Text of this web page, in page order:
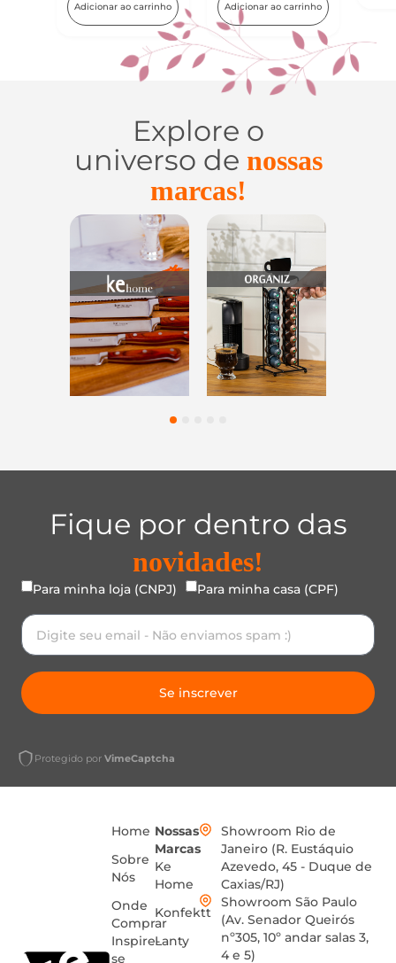
Adicionar ao carrinho
Explore o
universo de nossas
marcas!
Lar
Casa e
Organização
Utilidades
45
Fique por dentro das
novidades!
Para minha loja (CNPJ) Para minha casa (CPF)
Se inscrever
Protegido por VimeCaptcha
Home
Sobre
Nós
Onde
Comprar
Inspire-
se
Nossas
Marcas
Ke
Home
Konfektt
Lanty
Showroom Rio de
Janeiro (R. Eustáquio
Azevedo, 45 - Duque de
Caxias/RJ)
Showroom São Paulo
(Av. Senador Queirós
nº305, 10º andar salas 3,
4 e 5)